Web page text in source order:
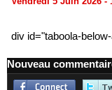
div id="taboola-
Nouveau